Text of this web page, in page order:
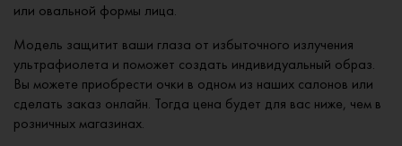
или овальной формы лица.
Модель защитит ваши глаза от избыточного излучения
ультрафиолета и поможет создать индивидуальный образ.
Вы можете приобрести очки в одном из наших салонов или
сделать заказ онлайн. Тогда цена будет для вас ниже, чем в
розничных магазинах.